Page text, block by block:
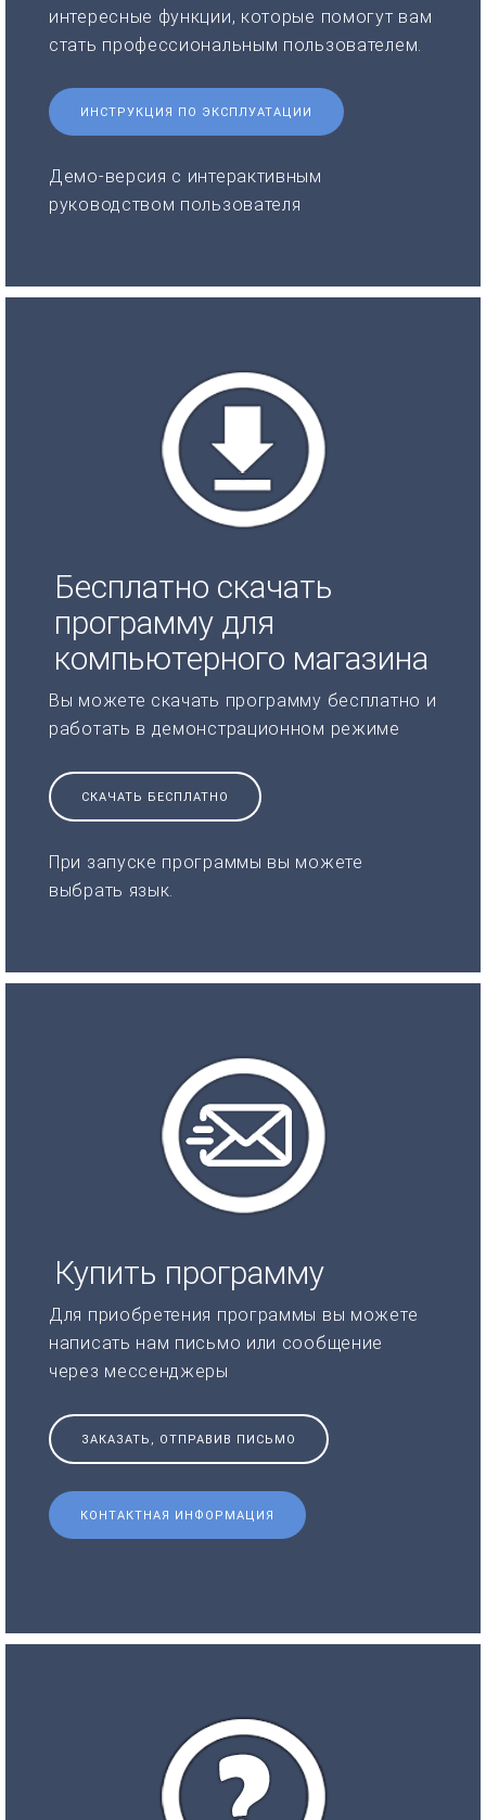
интересные функции, которые помогут вам
стать профессиональным пользователем.
ИНСТРУКЦИЯ ПО ЭКСПЛУАТАЦИИ
Демо-версия с интерактивным
руководством пользователя
Бесплатно скачать
программу для
компьютерного магазина
Вы можете скачать программу бесплатно и
работать в демонстрационном режиме
СКАЧАТЬ БЕСПЛАТНО
При запуске программы вы можете
выбрать язык.
Купить программу
Для приобретения программы вы можете
написать нам письмо или сообщение
через мессенджеры
ЗАКАЗАТЬ, ОТПРАВИВ ПИСЬМО
КОНТАКТНАЯ ИНФОРМАЦИЯ